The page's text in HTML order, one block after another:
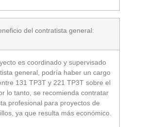
del contratista general:
es coordinado y supervisado
general, podría haber un cargo
131 TP3T y 221 TP3T sobre el
lo tanto, se recomienda contratar
profesional para proyectos de
ya que resulta más económico.